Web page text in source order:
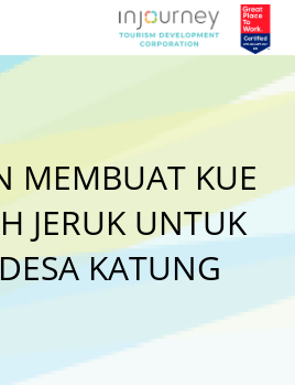
MEMBUAT KUE
JERUK UNTUK
KATUNG